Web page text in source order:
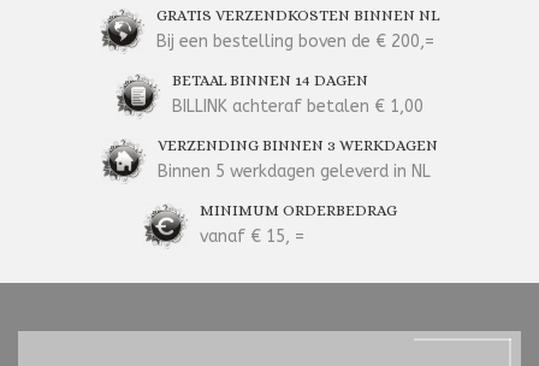
GRATIS VERZENDKOSTEN BINNEN NL
Bij een bestelling boven de € 200,=
BETAAL BINNEN 14 DAGEN
BILLINK achteraf betalen € 1,00
VERZENDING BINNEN 3 WERKDAGEN
Binnen 5 werkdagen geleverd in NL
MINIMUM ORDERBEDRAG
vanaf € 15, =